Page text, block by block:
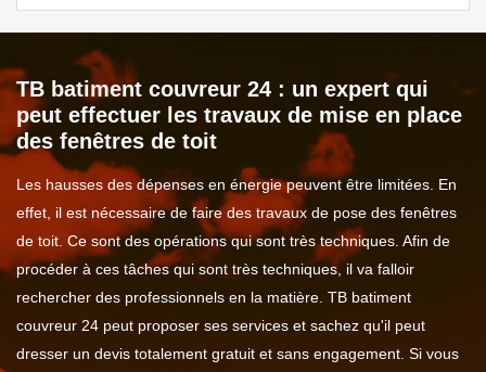
TB batiment couvreur 24 : un expert qui
peut effectuer les travaux de mise en place
des fenêtres de toit
Les hausses des dépenses en énergie peuvent être limitées. En
effet, il est nécessaire de faire des travaux de pose des fenêtres
de toit. Ce sont des opérations qui sont très techniques. Afin de
procéder à ces tâches qui sont très techniques, il va falloir
rechercher des professionnels en la matière. TB batiment
couvreur 24 peut proposer ses services et sachez qu'il peut
dresser un devis totalement gratuit et sans engagement. Si vous